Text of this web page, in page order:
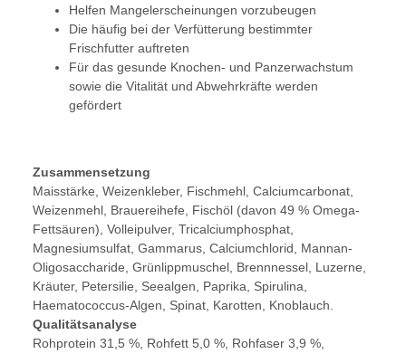
Helfen Mangelerscheinungen vorzubeugen
Die häufig bei der Verfütterung bestimmter
Frischfutter auftreten
Für das gesunde Knochen- und Panzerwachstum
sowie die Vitalität und Abwehrkräfte werden
gefördert
Zusammensetzung
Maisstärke, Weizenkleber, Fischmehl, Calciumcarbonat,
Weizen­mehl, Brauerei­hefe, Fischöl (davon 49 % Omega-
Fettsäuren), Volleipulver, Tricalciumphosphat,
Magnesiumsulfat, Gammarus, Calciumchlorid, Mannan-
Oligo­saccharide, Grün­lipp­muschel, Brenn­nessel, Luzerne,
Kräuter, Petersilie, Seealgen, Paprika, Spirulina,
Haematococcus-Algen, Spinat, Karotten, Knoblauch.
Qualitätsanalyse
Rohprotein 31,5 %, Rohfett 5,0 %, Rohfaser 3,9 %,